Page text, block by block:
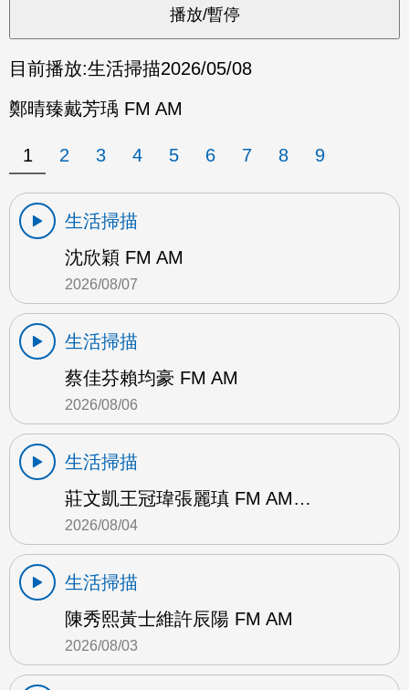
目前播放:生活掃描2026/05/08
鄭晴臻戴芳瑀 FM AM
1 2 3 4 5 6 7 8 9
生活掃描
沈欣穎 FM AM
2026/08/07
生活掃描
蔡佳芬賴均豪 FM AM
2026/08/06
生活掃描
莊文凱王冠瑋張麗瑱 FM AM…
2026/08/04
生活掃描
陳秀熙黃士維許辰陽 FM AM
2026/08/03